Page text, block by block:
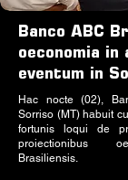
Banco ABC
oeconomia
eventum in
Hac nocte (02),
Sorriso (MT) habuit
fortunis loqui de
proiectionibus
Brasiliensis.